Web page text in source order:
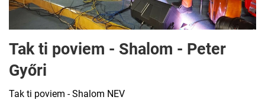
Tak ti poviem - Shalom - Peter
Győri
Tak ti poviem - Shalom NEV